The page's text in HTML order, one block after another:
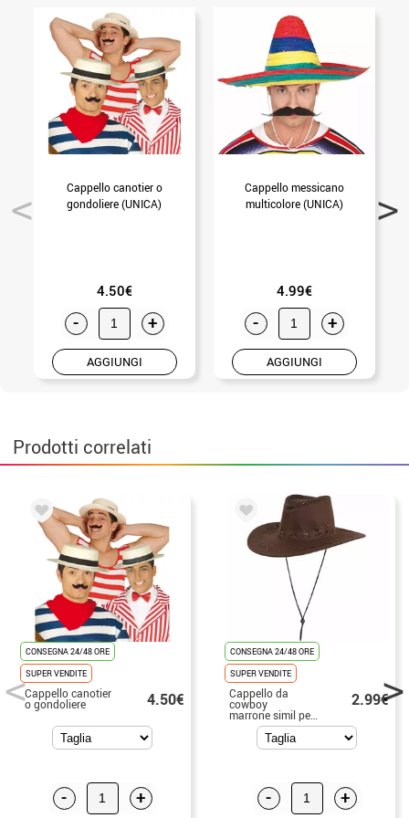
Cappello canotier o
gondoliere (UNICA)
4.50€
- +
AGGIUNGI
Cappello messicano
multicolore (UNICA)
4.99€
- +
AGGIUNGI
Prodotti correlati
CONSEGNA 24/48 ORE
SUPER VENDITE
Cappello canotier
o gondoliere 4.50€
- +
CONSEGNA 24/48 ORE
SUPER VENDITE
Cappello da
cowboy 2.99€
- +